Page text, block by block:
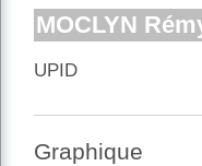
MOCLYN
UPID
Graphique